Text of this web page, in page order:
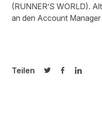
(RUNNER’S WORLD).
an den Account Manager
Teilen
Auf Twitter teilen
Auf Auf